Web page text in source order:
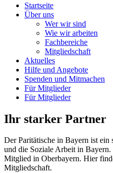
Startseite
Über uns
Wer wir sind
Wie wir arbeiten
Fachbereiche
Mitgliedschaft
Aktuelles
Hilfe und Angebote
Spenden und Mitmachen
Für Mitglieder
Für Mitglieder
Ihr starker Partner
Der Paritätische in Bayern ist
und die Soziale Arbeit in
Mitglied in Oberbayern. Hier
Mitgliedschaft.